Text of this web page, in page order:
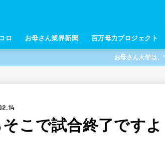
ロ お母さん業界新聞 百万母力プロジェクト
お母さん大学は
こで試合終了です